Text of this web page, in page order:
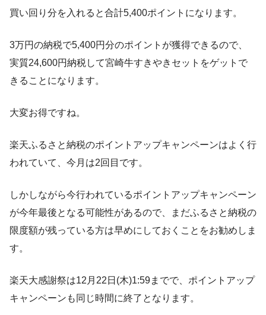
買い回り分を入れると合計5,400ポイントになります。
3万円の納税で5,400円分のポイントが獲得できるので、
実質24,600円納税して宮崎牛すきやきセットをゲットで
きることになります。
大変お得ですね。
楽天ふるさと納税のポイントアップキャンペーンはよく行
われていて、今月は2回目です。
しかしながら今行われているポイントアップキャンペーン
が今年最後となる可能性があるので、まだふるさと納税の
限度額が残っている方は早めにしておくことをお勧めしま
す。
楽天大感謝祭は12月22日(木)1:59までで、ポイントアップ
キャンペーンも同じ時間に終了となります。